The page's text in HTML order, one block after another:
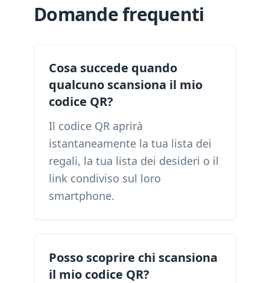
Domande frequenti
Cosa succede quando
qualcuno scansiona il mio
codice QR?
Il codice QR aprirà
istantaneamente la tua lista dei
regali, la tua lista dei desideri o il
link condiviso sul loro
smartphone.
Posso scoprire chi scansiona
il mio codice QR?